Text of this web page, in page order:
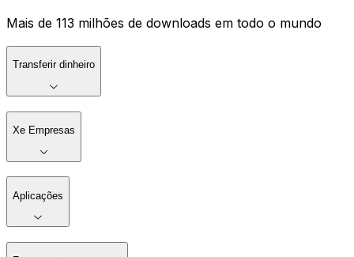
Mais de 113 milhões de downloads em todo o mundo
Transferir dinheiro
Xe Empresas
Aplicações